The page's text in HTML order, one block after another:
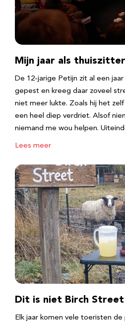
Mijn jaar als thuiszitter
De 12-jarige Petijn zit al een
gepest en kreeg daar zoveel
niet meer lukte. Zoals hij het
een heel diep verdriet. Alsof
niemand me wou helpen.
Lees meer
Dit is niet Birch Street
Elk jaar komen vele toeristen de